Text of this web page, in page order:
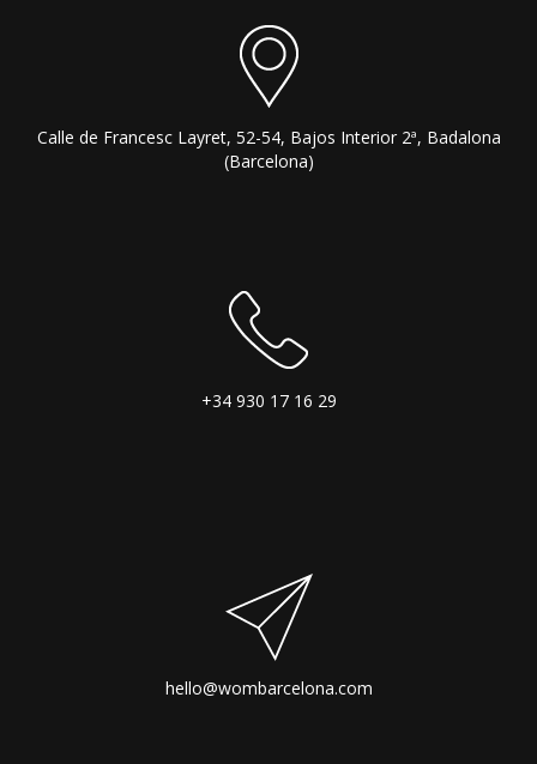
Calle de Francesc Layret, 52-54, Bajos Interior 2ª, Badalona
(Barcelona)
+34 930 17 16 29
hello@wombarcelona.com